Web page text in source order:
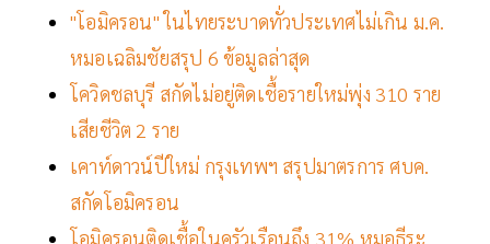
"โอมิครอน" ในไทยระบาดทั่วประเทศไม่เกิน ม.ค.
หมอเฉลิมชัยสรุป 6 ข้อมูลล่าสุด
โควิดชลบุรี สกัดไม่อยู่ติดเชื้อรายใหม่พุ่ง 310 ราย
เสียชีวิต 2 ราย
เคาท์ดาวน์ปีใหม่ กรุงเทพฯ สรุปมาตรการ ศบค.
สกัดโอมิครอน
โอมิครอนติดเชื้อในครัวเรือนถึง 31% หมอธีระ